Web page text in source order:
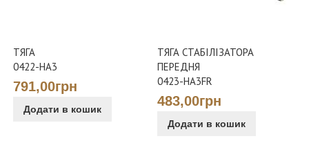
ТЯГА
0422-HA3
791,00грн
Додати в кошик
ТЯГА СТАБІЛІЗАТОРА
ПЕРЕДНЯ
0423-HA3FR
483,00грн
Додати в кошик